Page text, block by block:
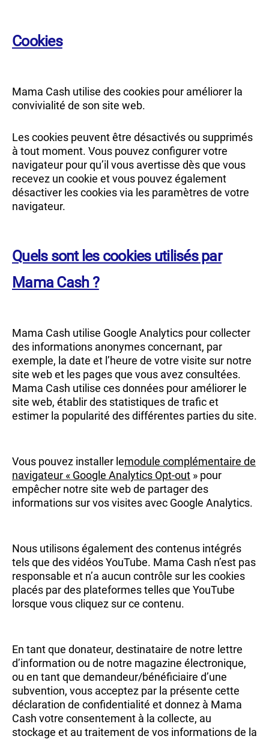
Cookies
Mama Cash utilise des cookies pour améliorer la
convivialité de son site web.
Les cookies peuvent être désactivés ou supprimés
à tout moment. Vous pouvez configurer votre
navigateur pour qu’il vous avertisse dès que vous
recevez un cookie et vous pouvez également
désactiver les cookies via les paramètres de votre
navigateur.
Quels sont les cookies utilisés par
Mama Cash ?
Mama Cash utilise Google Analytics pour collecter
des informations anonymes concernant, par
exemple, la date et l’heure de votre visite sur notre
site web et les pages que vous avez consultées.
Mama Cash utilise ces données pour améliorer le
site web, établir des statistiques de trafic et
estimer la popularité des différentes parties du site.
Vous pouvez installer lemodule complémentaire de
navigateur « Google Analytics Opt-out » pour
empêcher notre site web de partager des
informations sur vos visites avec Google Analytics.
Nous utilisons également des contenus intégrés
tels que des vidéos YouTube. Mama Cash n’est pas
responsable et n’a aucun contrôle sur les cookies
placés par des plateformes telles que YouTube
lorsque vous cliquez sur ce contenu.
En tant que donateur, destinataire de notre lettre
d’information ou de notre magazine électronique,
ou en tant que demandeur/bénéficiaire d’une
subvention, vous acceptez par la présente cette
déclaration de confidentialité et donnez à Mama
Cash votre consentement à la collecte, au
stockage et au traitement de vos informations de la